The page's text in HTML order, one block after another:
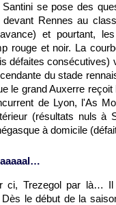
se pose des
Rennes au
et pourtant,
rouge et noir. La
défaites consécutives)
du stade
le grandAuxerre
de Lyon, l'As
(résultats nuls à
à domicile
ci, Trezegol par là…
Dès le début de la